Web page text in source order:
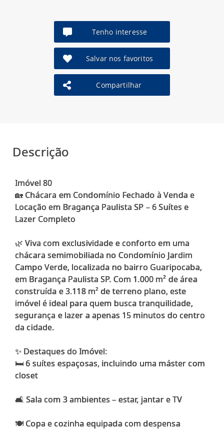
Tenho interesse
Salvar nos favoritos
Compartilhar
Descrição
Imóvel 80
🏡 Chácara em Condomínio Fechado à Venda e
Locação em Bragança Paulista SP – 6 Suítes e
Lazer Completo
🌿 Viva com exclusividade e conforto em uma
chácara semimobiliada no Condomínio Jardim
Campo Verde, localizada no bairro Guaripocaba,
em Bragança Paulista SP. Com 1.000 m² de área
construída e 3.118 m² de terreno plano, este
imóvel é ideal para quem busca tranquilidade,
segurança e lazer a apenas 15 minutos do centro
da cidade.
✨ Destaques do Imóvel:
🛏️ 6 suítes espaçosas, incluindo uma máster com
closet
🛋️ Sala com 3 ambientes – estar, jantar e TV
🍽️ Copa e cozinha equipada com despensa